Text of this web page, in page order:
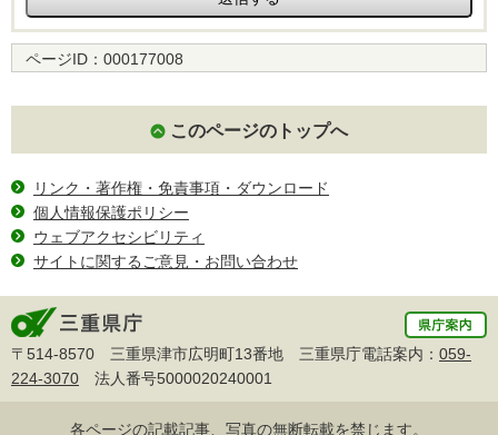
ページID： 000177008
このページのトップへ
リンク・著作権・免責事項・ダウンロード
個人情報保護ポリシー
ウェブアクセシビリティ
サイトに関するご意見・お問い合わせ
〒514-8570 三重県津市広明町13番地 三重県庁電話案内： 059-
224-3070 法人番号5000020240001
各ページの記載記事、写真の無断転載を禁じます。